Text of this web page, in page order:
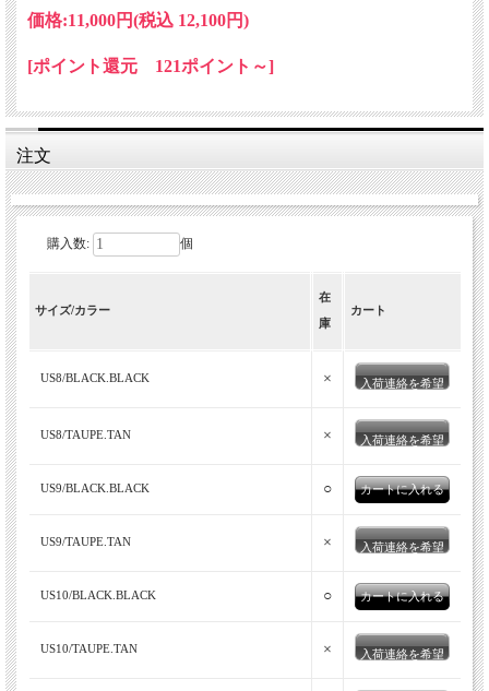
を、現代の履き心地で楽しめるトングサ
南カリフォルニア発のMALIBU SANDALS(マリブサンダルズ)。
得て製作されるMALIBU SANDALSの全てのサンダルは、ヴィー
価格:11,000円(税込 12,100円)
[ポイント還元 121ポイント～]
注文
購入数: 個
サイズ/カラー
在
庫
カート
US8/BLACK.BLACK × 入荷連絡を希望
US8/TAUPE.TAN × 入荷連絡を希望
US9/BLACK.BLACK ○
US9/TAUPE.TAN × 入荷連絡を希望
US10/BLACK.BLACK ○
US10/TAUPE.TAN × 入荷連絡を希望